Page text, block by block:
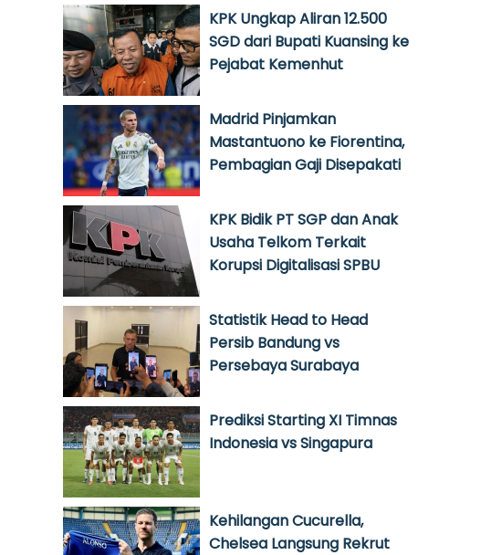
KPK Ungkap Aliran 12.500
SGD dari Bupati Kuansing ke
Pejabat Kemenhut
Madrid Pinjamkan
Mastantuono ke Fiorentina,
Pembagian Gaji Disepakati
KPK Bidik PT SGP dan Anak
Usaha Telkom Terkait
Korupsi Digitalisasi SPBU
Statistik Head to Head
Persib Bandung vs
Persebaya Surabaya
Prediksi Starting XI Timnas
Indonesia vs Singapura
Kehilangan Cucurella,
Chelsea Langsung Rekrut